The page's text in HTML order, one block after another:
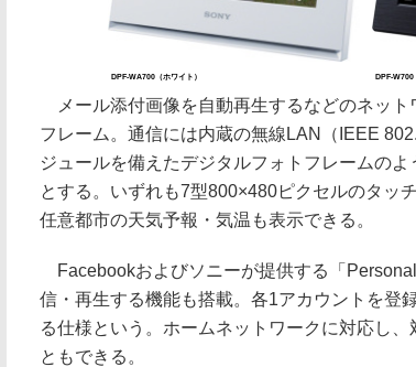
DPF-WA700（ホワイト） DPF-W700
メール添付画像を自動再生するなどのネット
フレーム。通信には内蔵の無線LAN（IEEE
ジュールを備えたデジタルフォトフレームの
とする。いずれも7型800×480ピクセルのタッ
任意都市の天気予報・気温も表示できる。
Facebookおよびソニーが提供する「
信・再生する機能も搭載。各1アカウントを登
る仕様という。ホームネットワークに対応し
ともできる。